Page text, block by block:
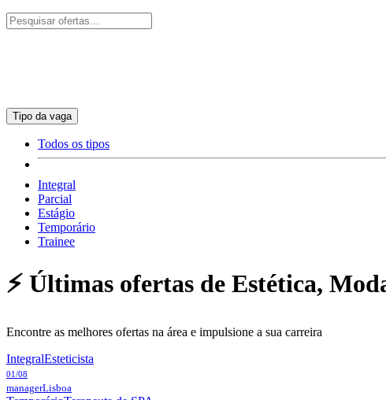
Tipo da vaga
Todos os tipos
Integral
Parcial
Estágio
Temporário
Trainee
⚡ Últimas ofertas de Estética,
Encontre as melhores ofertas na área e impulsione a sua carreira
IntegralEsteticista
01/08
managerLisboa